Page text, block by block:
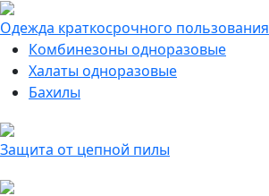
Одежда краткосрочного пользования
Комбинезоны одноразовые
Халаты одноразовые
Бахилы
Защита от цепной пилы